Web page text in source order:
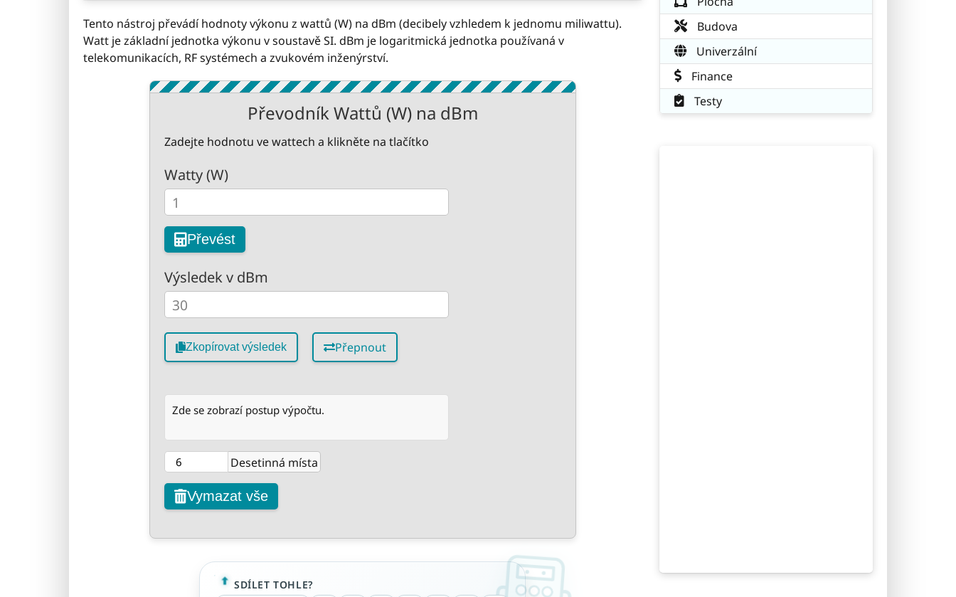
Tento nástroj převádí hodnoty výkonu z wattů (W) na dBm (decibely vzhledem k jednomu miliwattu).
Watt je základní jednotka výkonu v soustavě SI. dBm je logaritmická jednotka používaná v
telekomunikacích, RF systémech a zvukovém inženýrství.
Převodník Wattů (W) na dBm
Zadejte hodnotu ve wattech a klikněte na tlačítko
Watty (W)
Převést
Výsledek v dBm
Zkopírovat výsledek Přepnout
Zde se zobrazí postup výpočtu.
Desetinná místa
Vymazat vše
SDÍLET TOHLE?
Budova
Univerzální
Finance
Testy